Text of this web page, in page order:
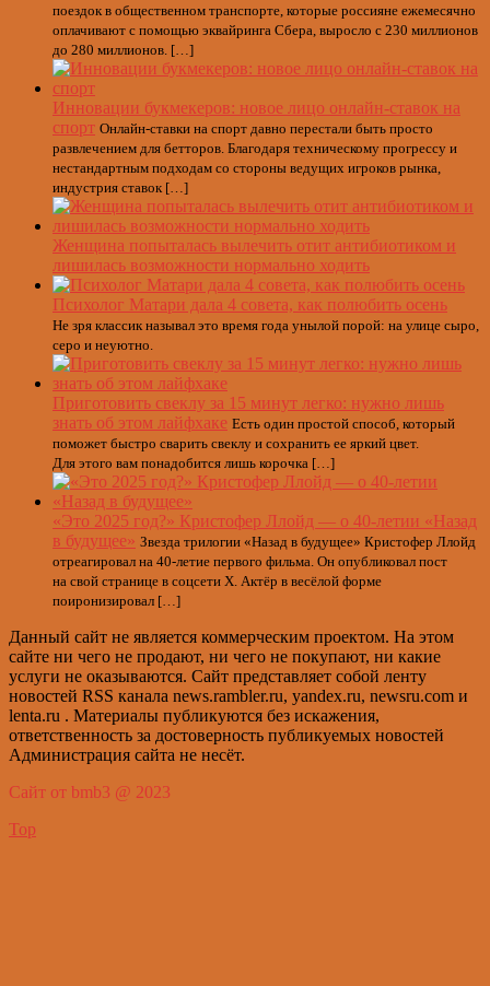
поездок в общественном транспорте, которые россияне ежемесячно
оплачивают с помощью эквайринга Сбера, выросло с 230 миллионов
до 280 миллионов. […]
Инновации букмекеров: новое лицо онлайн-ставок на
спорт Онлайн-ставки на спорт давно перестали быть просто
развлечением для бетторов. Благодаря техническому прогрессу и
нестандартным подходам со стороны ведущих игроков рынка,
индустрия ставок […]
Женщина попыталась вылечить отит антибиотиком и
лишилась возможности нормально ходить
Психолог Матари дала 4 совета, как полюбить осень
Не зря классик называл это время года унылой порой: на улице сыро,
серо и неуютно.
Приготовить свеклу за 15 минут легко: нужно лишь
знать об этом лайфхаке Есть один простой способ, который
поможет быстро сварить свеклу и сохранить ее яркий цвет.
Для этого вам понадобится лишь корочка […]
«Это 2025 год?» Кристофер Ллойд — о 40-летии «Назад
в будущее» Звезда трилогии «Назад в будущее» Кристофер Ллойд
отреагировал на 40-летие первого фильма. Он опубликовал пост
на свой странице в соцсети X. Актёр в весёлой форме
поиронизировал […]
Данный сайт не является коммерческим проектом. На этом
сайте ни чего не продают, ни чего не покупают, ни какие
услуги не оказываются. Сайт представляет собой ленту
новостей RSS канала news.rambler.ru, yandex.ru, newsru.com и
lenta.ru . Материалы публикуются без искажения,
ответственность за достоверность публикуемых новостей
Администрация сайта не несёт.
Сайт от bmb3 @ 2023
Top